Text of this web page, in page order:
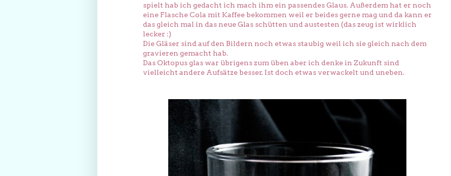
spielt hab ich gedacht ich mach ihm ein passendes Glaus. Außerdem hat er noch
eine Flasche Cola mit Kaffee bekommen weil er beides gerne mag und da kann er
das gleich mal in das neue Glas schütten und austesten (das zeug ist wirklich
lecker :)
Die Gläser sind auf den Bildern noch etwas staubig weil ich sie gleich nach dem
gravieren gemacht hab.
Das Oktopus glas war übrigens zum üben aber ich denke in Zukunft sind
vielleicht andere Aufsätze besser. Ist doch etwas verwackelt und uneben.